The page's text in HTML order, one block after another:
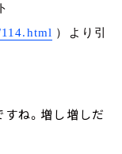
）より引
ね。増し増しだ